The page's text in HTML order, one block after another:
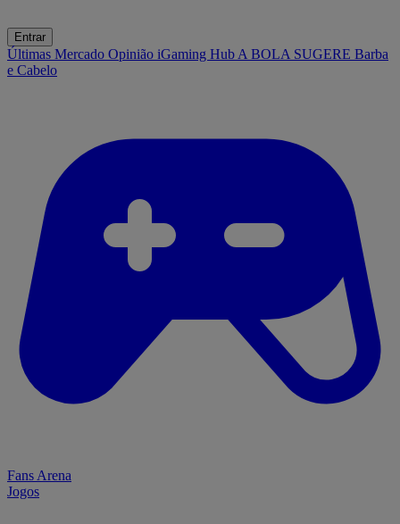
Entrar
Últimas Mercado Opinião iGaming Hub A BOLA SUGERE Barba
e Cabelo
Fans Arena
Jogos